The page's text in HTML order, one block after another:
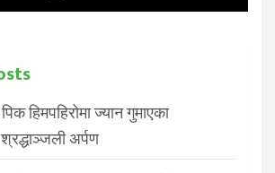
हिमपहिरोमा ज्यान गुमाएका
अर्पण